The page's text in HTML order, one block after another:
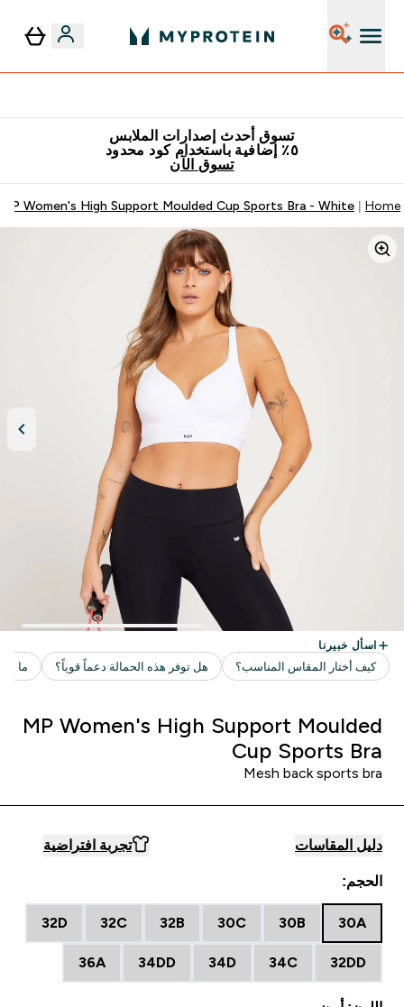
تسوق أحدث إصدارات الملابس
٥٪ إضافية باستخدام كود محدود
تسوق الآن
Home
MP Women's High Support Moulded Cup Sports Bra - White
MP Women's High Support Moulded
Cup Sports Bra
Mesh back sports bra
دليل المقاسات تجربة افتراضية
الحجم:
30A
30B
30C
32B
32C
32D
32DD
34C
34D
34DD
36A